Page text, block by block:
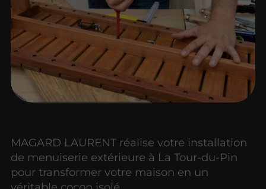
MAGARD LAURENT réalise votre installation
de menuiserie extérieure à La Tour-du-Pin
pour transformer votre maison en un